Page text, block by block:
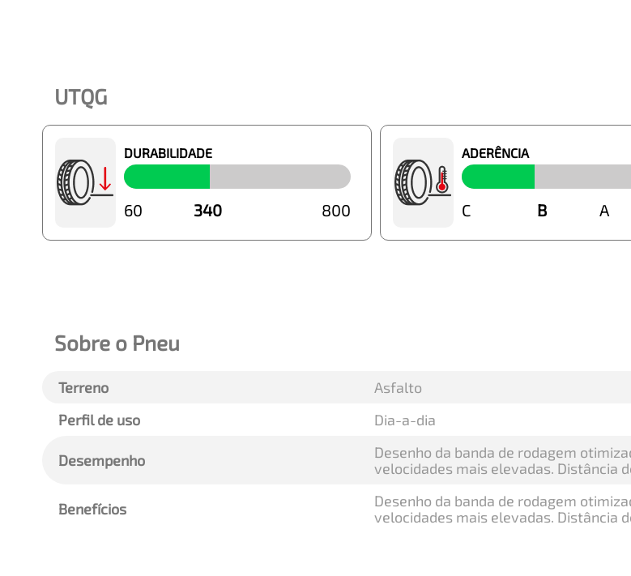
UTQG
DURABILIDADE
340
60 800
ADERÊNCIA
B
C B A
Sobre o Pneu
Terreno
Asfalto
Perfil de uso
Dia-a-dia
Desempenho
Desenho da banda de rodagem
velocidades mais elevadas. Distância
Benefícios
Desenho da banda de rodagem
velocidades mais elevadas. Distância